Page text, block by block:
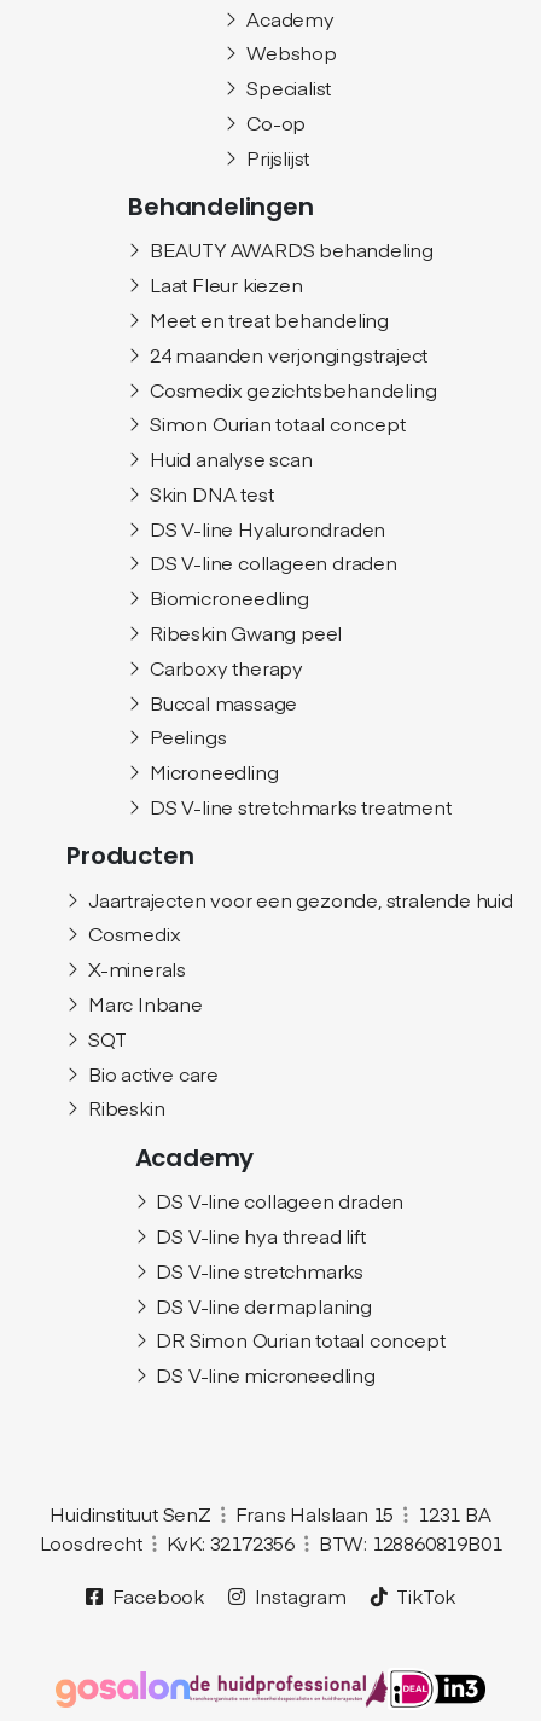
Academy
Webshop
Specialist
Co-op
Prijslijst
Behandelingen
BEAUTY AWARDS behandeling
Laat Fleur kiezen
Meet en treat behandeling
24 maanden verjongingstraject
Cosmedix gezichtsbehandeling
Simon Ourian totaal concept
Huid analyse scan
Skin DNA test
DS V-line Hyalurondraden
DS V-line collageen draden
Biomicroneedling
Ribeskin Gwang peel
Carboxy therapy
Buccal massage
Peelings
Microneedling
DS V-line stretchmarks treatment
Producten
Jaartrajecten voor een gezonde, stralende huid
Cosmedix
X-minerals
Marc Inbane
SQT
Bio active care
Ribeskin
Academy
DS V-line collageen draden
DS V-line hya thread lift
DS V-line stretchmarks
DS V-line dermaplaning
DR Simon Ourian totaal concept
DS V-line microneedling
Huidinstituut SenZ Frans Halslaan 15
1231 BA
Loosdrecht
KvK: 32172356
BTW: 128860819B01
Facebook
Instagram TikTok